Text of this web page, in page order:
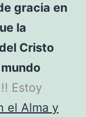
gracia en
la
Cristo
Estoy
el Alma y